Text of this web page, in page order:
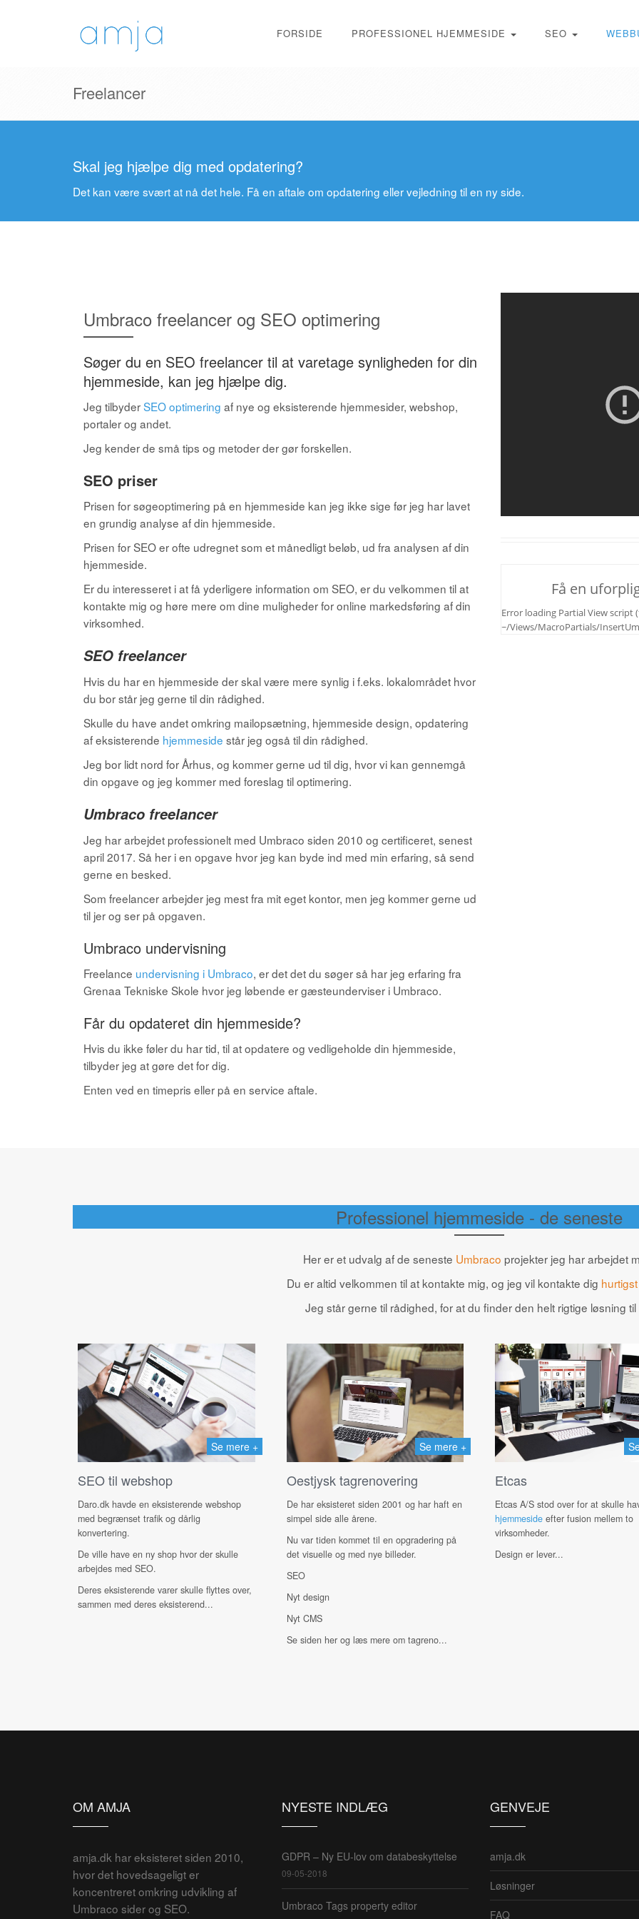
FORSIDE PROFESSIONEL HJEMMESIDE SEO
Freelancer
Skal jeg hjælpe dig med opdatering?
Det kan være svært at nå det hele. Få en aftale om opdatering eller vejledning til en ny side.
Umbraco freelancer og SEO optimering
Søger du en SEO freelancer til at varetage synligheden for din
hjemmeside, kan jeg hjælpe dig.
Jeg tilbyderSEO optimering af nye og eksisterende hjemmesider, webshop,
portaler og andet.
Jeg kender de små tips og metoder der gør forskellen.
SEO priser
Prisen for søgeoptimering på en hjemmeside kan jeg ikke sige før jeg har lavet
en grundig analyse af din hjemmeside.
Prisen for SEO er ofte udregnet som et månedligt beløb, ud fra analysen af din
hjemmeside.
Er du interesseret i at få yderligere information om SEO, er du velkommen til at
kontakte mig og høre mere om dine muligheder for online markedsføring af din
virksomhed.
SEO freelancer
Hvis du har en hjemmeside der skal være mere synlig i f.eks. lokalområdet hvor
du bor står jeg gerne til din rådighed.
Skulle du have andet omkring mailopsætning, hjemmeside design, opdatering
af eksisterende hjemmeside står jeg også til din rådighed.
Jeg bor lidt nord for Århus, og kommer gerne ud til dig, hvor vi kan gennemgå
din opgave og jeg kommer med foreslag til optimering.
Umbraco freelancer
Jeg har arbejdet professionelt med Umbraco siden 2010 og certificeret, senest
april 2017. Så her i en opgave hvor jeg kan byde ind med min erfaring, så send
gerne en besked.
Som freelancer arbejder jeg mest fra mit eget kontor, men jeg kommer gerne ud
til jer og ser på opgaven.
Umbraco undervisning
Freelance undervisning i Umbraco, er det det du søger så har jeg erfaring fra
Grenaa Tekniske Skole hvor jeg løbende er gæsteunderviser i Umbraco.
Får du opdateret din hjemmeside?
Hvis du ikke føler du har tid, til at opdatere og vedligeholde din hjemmeside,
tilbyder jeg at gøre det for dig.
Enten ved en timepris eller på en service aftale.
Få en
Error loading Partial View script
~/Views/MacroPartials/
Professionel hjemmeside - de seneste
Her er et udvalg af de seneste Umbraco projekter jeg har arbejdet
Du er altid velkommen til at kontakte mig, og jeg vil kontakte dig
Jeg står gerne til rådighed, for at du finder den helt rigtige løsning til
Se mere +
SEO til webshop
Daro.dk havde en eksisterende webshop
med begrænset trafik og dårlig
konvertering.
De ville have en ny shop hvor der skulle
arbejdes med SEO.
Deres eksisterende varer skulle flyttes over,
sammen med deres eksisterend...
Se mere +
Oestjysk tagrenovering
De har eksisteret siden 2001 og har haft en
simpel side alle årene.
Nu var tiden kommet til en opgradering på
det visuelle og med nye billeder.
SEO
Nyt design
Nyt CMS
Se siden her og læs mere om tagreno...
Etcas
Etcas A/S stod over for at skulle
hjemmeside efter fusion mellem to
virksomheder.
Design er lever...
OM AMJA
amja.dk har eksisteret siden 2010,
hvor det hovedsageligt er
koncentreret omkring udvikling af
Umbraco sider og SEO.
NYESTE INDLÆG
GDPR – Ny EU-lov om databeskyttelse
09-05-2018
Umbraco Tags property editor
GENVEJE
amja.dk
Løsninger
FAQ